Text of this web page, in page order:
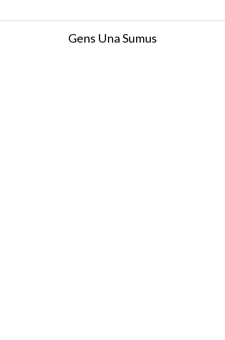
Gens Una Sumus